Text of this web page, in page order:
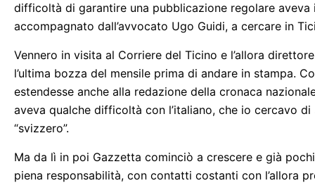
difficoltà di garantire una pubblicazione regolare
accompagnato dall’avvocato Ugo Guidi, a cercare in
Vennero in visita al Corriere del Ticino e l’allora
l’ultima bozza del mensile prima di andare in stampa.
estendesse anche alla redazione della cronaca
aveva qualche difficoltà con l’italiano, che io cercavo
“svizzero”.
Ma da lì in poi Gazzetta cominciò a crescere e già
piena responsabilità, con contatti costanti con l’allora